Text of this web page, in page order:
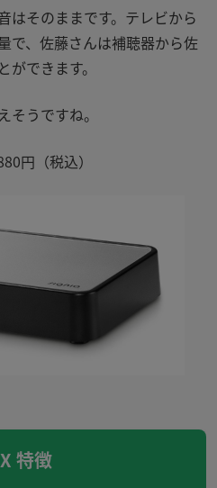
はそのままです。テレビから
で、佐藤さんは補聴器から佐
できます。
そうですね。
円（税込）
特徴